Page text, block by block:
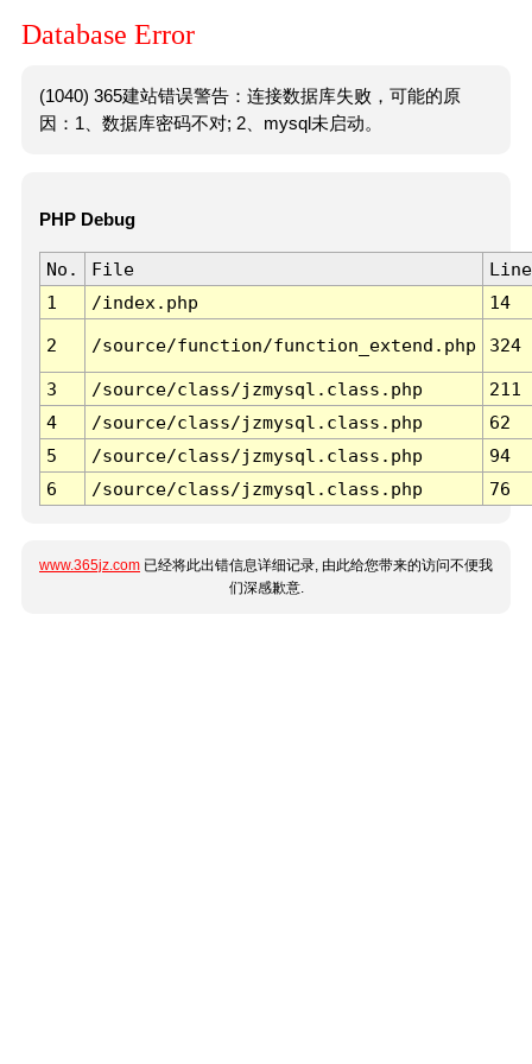
Database Error
(1040) 365建站错误警告：连接数据库失败，可能的原
因：1、数据库密码不对; 2、mysql未启动。
PHP Debug
No. File
Line
1
/index.php 14
2 /source/function/function_extend.php 324
3 /source/class/jzmysql.class.php
211
4
/source/class/jzmysql.class.php
62
5
/source/class/jzmysql.class.php
94
6
/source/class/jzmysql.class.php 76
www.365jz.com 已经将此出错信息详细记录, 由此给您带来的访问不便我
们深感歉意.